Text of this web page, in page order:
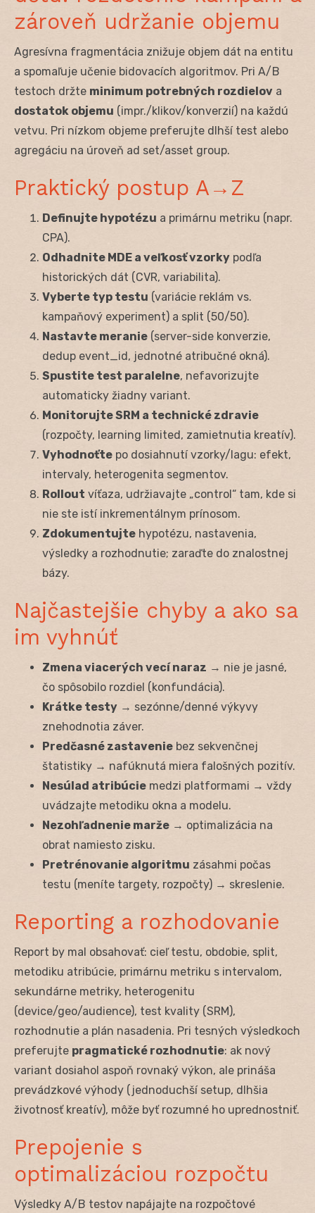
zároveň udržanie objemu
Agresívna fragmentácia znižuje objem dát na entitu
a spomaľuje učenie bidovacích algoritmov. Pri A/B
testoch držte minimum potrebných rozdielov a
dostatok objemu (impr./klikov/konverzií) na každú
vetvu. Pri nízkom objeme preferujte dlhší test alebo
agregáciu na úroveň ad set/asset group.
Praktický postup A→Z
Definujte hypotézu a primárnu metriku (napr.
CPA).
Odhadnite MDE a veľkosť vzorky podľa
historických dát (CVR, variabilita).
Vyberte typ testu (variácie reklám vs.
kampaňový experiment) a split (50/50).
Nastavte meranie (server-side konverzie,
dedup event_id, jednotné atribučné okná).
Spustite test paralelne, nefavorizujte
automaticky žiadny variant.
Monitorujte SRM a technické zdravie
(rozpočty, learning limited, zamietnutia kreatív).
Vyhodnoťte po dosiahnutí vzorky/lagu: efekt,
intervaly, heterogenita segmentov.
Rollout víťaza, udržiavajte „control“ tam, kde si
nie ste istí inkrementálnym prínosom.
Zdokumentujte hypotézu, nastavenia,
výsledky a rozhodnutie; zaraďte do znalostnej
bázy.
Najčastejšie chyby a ako sa
im vyhnúť
Zmena viacerých vecí naraz → nie je jasné,
čo spôsobilo rozdiel (konfundácia).
Krátke testy → sezónne/denné výkyvy
znehodnotia záver.
Predčasné zastavenie bez sekvenčnej
štatistiky → nafúknutá miera falošných pozitív.
Nesúlad atribúcie medzi platformami → vždy
uvádzajte metodiku okna a modelu.
Nezohľadnenie marže → optimalizácia na
obrat namiesto zisku.
Pretrénovanie algoritmu zásahmi počas
testu (meníte targety, rozpočty) → skreslenie.
Reporting a rozhodovanie
Report by mal obsahovať: cieľ testu, obdobie, split,
metodiku atribúcie, primárnu metriku s intervalom,
sekundárne metriky, heterogenitu
(device/geo/audience), test kvality (SRM),
rozhodnutie a plán nasadenia. Pri tesných výsledkoch
preferujte pragmatické rozhodnutie: ak nový
variant dosiahol aspoň rovnaký výkon, ale prináša
prevádzkové výhody (jednoduchší setup, dlhšia
životnosť kreatív), môže byť rozumné ho uprednostniť.
Prepojenie s
optimalizáciou rozpočtu
Výsledky A/B testov napájajte na rozpočtové